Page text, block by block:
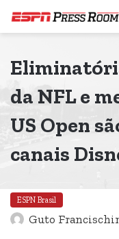
da NFL e
US Open
canais
ESPN Brasil
Guto